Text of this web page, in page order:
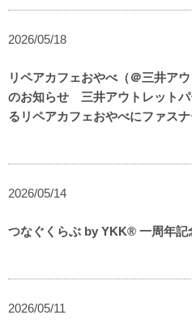
2026/05/18
リペアカフェおやべ（＠三井ア
のお知らせ 三井アウトレット
るリペアカフェおやべにファス
2026/05/14
つなぐくらぶ by YKK® 一周年記
2026/05/11